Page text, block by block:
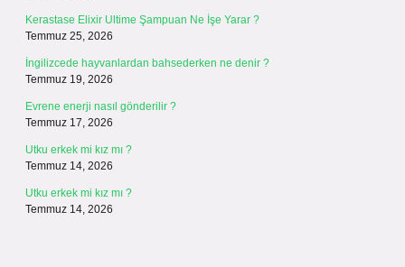
Kerastase Elixir Ultime Şampuan Ne İşe Yarar ?
Temmuz 25, 2026
İngilizcede hayvanlardan bahsederken ne denir ?
Temmuz 19, 2026
Evrene enerji nasıl gönderilir ?
Temmuz 17, 2026
Utku erkek mi kız mı ?
Temmuz 14, 2026
Utku erkek mi kız mı ?
Temmuz 14, 2026